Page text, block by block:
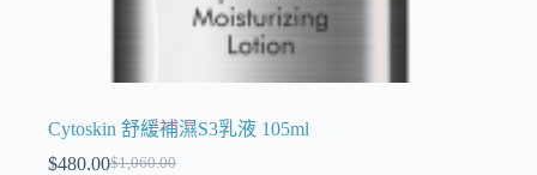
Cytoskin 舒緩補濕S3乳液 105ml
$1,060.00
$480.00